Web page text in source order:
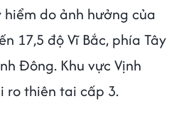
do ảnh hưởng của
17,5 độ Vĩ Bắc, phía Tây
Đông. Khu vực Vịnh
ro thiên tai cấp 3.